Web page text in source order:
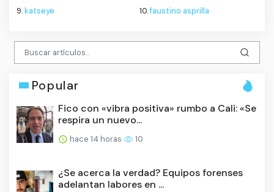
9.katseye 10.faustino asprilla
Popular
Fico con «vibra positiva» rumbo a Cali: «Se
respira un nuevo...
hace 14 horas 10
¿Se acerca la verdad? Equipos forenses
adelantan labores en ...